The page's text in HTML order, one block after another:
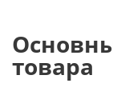
товара